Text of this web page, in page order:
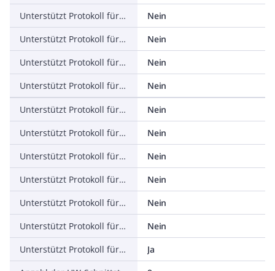
Unterstützt Protokoll für PROFINET IO
Nein
Unterstützt Protokoll für PROFINET CBA
Nein
Unterstützt Protokoll für SERCOS
Nein
Unterstützt Protokoll für Foundation Fieldbus
Nein
Unterstützt Protokoll für EtherNet/IP
Nein
Unterstützt Protokoll für AS-Interface Safety at Work
Nein
Unterstützt Protokoll für DeviceNet Safety
Nein
Unterstützt Protokoll für INTERBUS-Safety
Nein
Unterstützt Protokoll für PROFIsafe
Nein
Unterstützt Protokoll für SafetyBUS p
Nein
Unterstützt Protokoll für sonstige Bussysteme
Ja